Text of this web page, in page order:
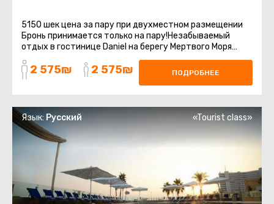
5150 шек цена за пару при двухместном размещении
Бронь принимается только на пару!Незабываемый
отдых в гостинице Daniel на берегу Мертвого Моря
включает групповой трансфер ...
2 575₪ 2 575₪ ПОДРОБНЕЕ
Язык: Русский «Tourist class»